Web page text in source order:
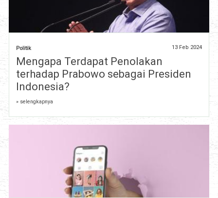
Politik 13 Feb 2024
Mengapa Terdapat Penolakan
terhadap Prabowo sebagai Presiden
Indonesia?
» selengkapnya